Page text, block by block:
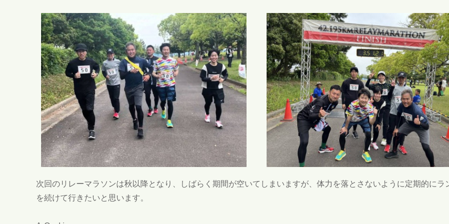
次回のリレーマラソンは秋以降となり、しばらく期間が空いてしまいますが、体力を落とさないように定期的にラ
を続けて行きたいと思います。